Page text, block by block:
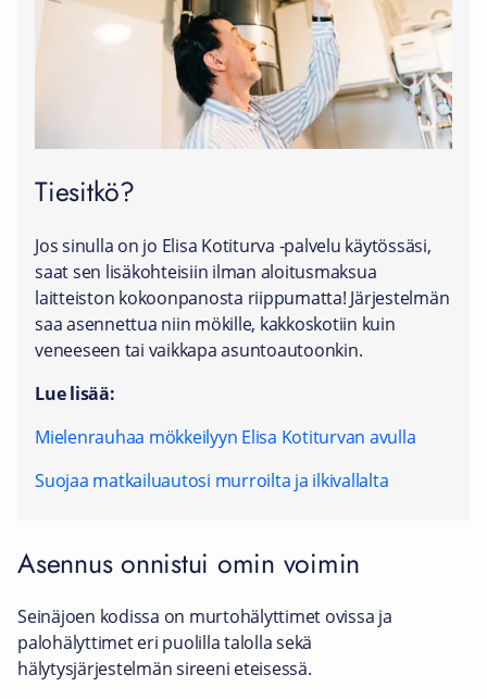
Tiesitkö?
Jos sinulla on jo Elisa Kotiturva -palvelu käytössäsi,
saat sen lisäkohteisiin ilman aloitusmaksua
laitteiston kokoonpanosta riippumatta! Järjestelmän
saa asennettua niin mökille, kakkoskotiin kuin
veneeseen tai vaikkapa asuntoautoonkin.
Lue lisää:
Mielenrauhaa mökkeilyyn Elisa Kotiturvan avulla
Suojaa matkailuautosi murroilta ja ilkivallalta
Asennus onnistui omin voimin
Seinäjoen kodissa on murtohälyttimet ovissa ja
palohälyttimet eri puolilla talolla sekä
hälytysjärjestelmän sireeni eteisessä.